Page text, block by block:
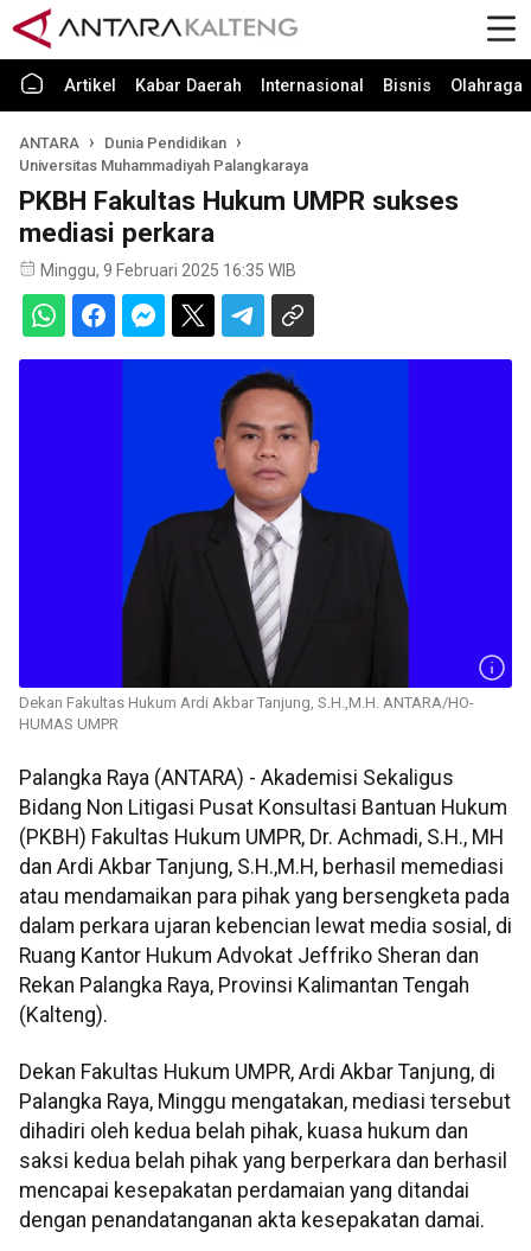
Artikel Kabar Daerah Internasional Bisnis Olahraga
ANTARA
Dunia Pendidikan
Universitas Muhammadiyah Palangkaraya
PKBH Fakultas Hukum UMPR sukses
mediasi perkara
Minggu, 9 Februari 2025 16:35 WIB
Dekan Fakultas Hukum Ardi Akbar Tanjung, S.H.,M.H. ANTARA/HO-
HUMAS UMPR
Palangka Raya (ANTARA) - Akademisi Sekaligus
Bidang Non Litigasi Pusat Konsultasi Bantuan Hukum
(PKBH) Fakultas Hukum UMPR, Dr. Achmadi, S.H., MH
dan Ardi Akbar Tanjung, S.H.,M.H, berhasil memediasi
atau mendamaikan para pihak yang bersengketa pada
dalam perkara ujaran kebencian lewat media sosial, di
Ruang Kantor Hukum Advokat Jeffriko Sheran dan
Rekan Palangka Raya, Provinsi Kalimantan Tengah
(Kalteng).
Dekan Fakultas Hukum UMPR, Ardi Akbar Tanjung, di
Palangka Raya, Minggu mengatakan, mediasi tersebut
dihadiri oleh kedua belah pihak, kuasa hukum dan
saksi kedua belah pihak yang berperkara dan berhasil
mencapai kesepakatan perdamaian yang ditandai
dengan penandatanganan akta kesepakatan damai.